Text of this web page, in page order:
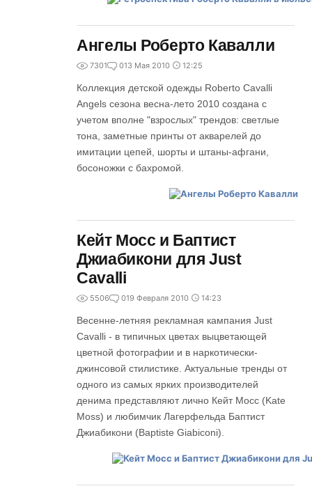
Ангелы Роберто Кавалли
7301 013 Мая 2010 12:25
Коллекция детской одежды Roberto Cavalli
Angels сезона весна-лето 2010 создана с
учетом вполне "взрослых" трендов: светлые
тона, заметные принты от акварелей до
имитации цепей, шорты и штаны-афгани,
босоножки с бахромой.
Кейт Мосс и Баптист
Джиабикони для Just
Cavalli
5506 019 Февраля 2010 14:23
Весенне-летняя рекламная кампания Just
Cavalli - в типичных цветах выцветающей
цветной фотографии и в наркотически-
джинсовой стилистике. Актуальные тренды от
одного из самых ярких производителей
денима представляют лично Кейт Мосс (Kate
Moss) и любимчик Лагерфельда Баптист
Джиабикони (Baptiste Giabiconi).